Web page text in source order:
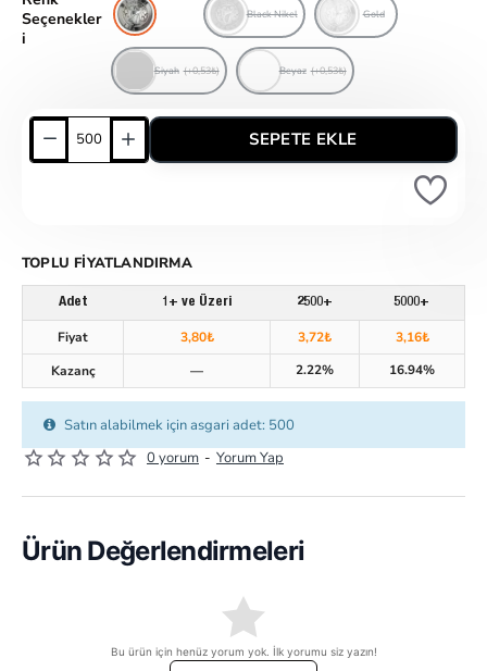
0 yorum - Yorum Yap
Seçenekler
i
Black Nikel Gold
Siyah (+0,53₺) Beyaz (+0,53₺)
SEPETE EKLE
Satın alabilmek için asgari adet: 500
TOPLU FIYATLANDIRMA
Adet 1+ ve Üzeri 2500+ 5000+
Fiyat 3,80₺ 3,72₺
3,16₺
Kazanç
— 2.22% 16.94%
Ürün Değerlendirmeleri
Bu ürün için henüz yorum yok. İlk yorumu siz yazın!